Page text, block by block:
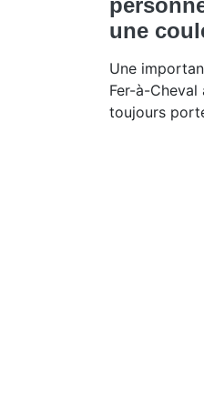
une
Une
Fer-à-
toujours